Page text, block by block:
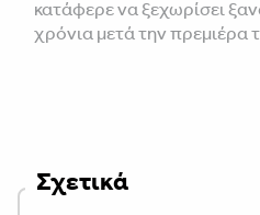
κατάφερε να ξεχωρίσει
χρόνια μετά την πρεμιέρα
Σχετικά